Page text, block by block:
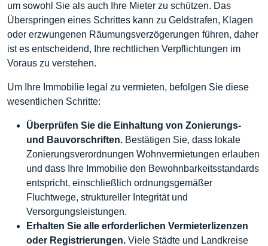
um sowohl Sie als auch Ihre Mieter zu schützen. Das
Überspringen eines Schrittes kann zu Geldstrafen, Klagen
oder erzwungenen Räumungsverzögerungen führen, daher
ist es entscheidend, Ihre rechtlichen Verpflichtungen im
Voraus zu verstehen.
Um Ihre Immobilie legal zu vermieten, befolgen Sie diese
wesentlichen Schritte:
Überprüfen Sie die Einhaltung von Zonierungs-
und Bauvorschriften. Bestätigen Sie, dass lokale
Zonierungsverordnungen Wohnvermietungen erlauben
und dass Ihre Immobilie den Bewohnbarkeitsstandards
entspricht, einschließlich ordnungsgemäßer
Fluchtwege, struktureller Integrität und
Versorgungsleistungen.
Erhalten Sie alle erforderlichen Vermieterlizenzen
oder Registrierungen. Viele Städte und Landkreise